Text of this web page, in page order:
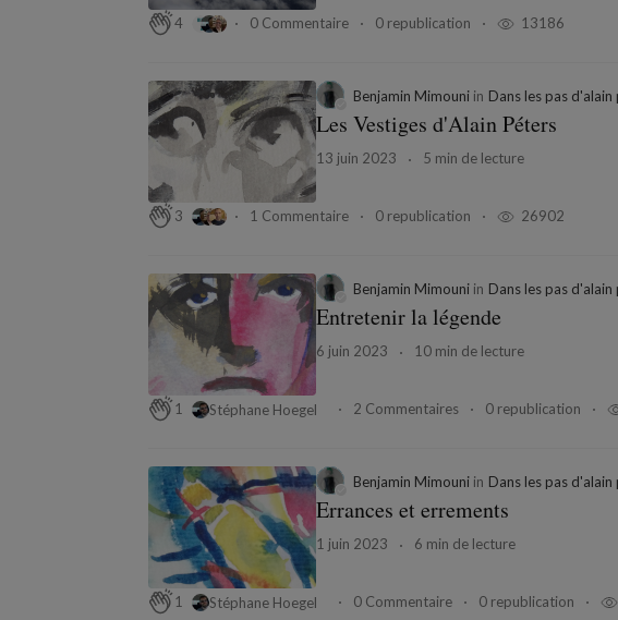
4 0 Commentaire 0 republication 13186
Benjamin Mimouni in Dans les pas d'alain
Les Vestiges d'Alain Péters
13 juin 2023 5 min de lecture
3 1 Commentaire 0 republication 26902
Benjamin Mimouni in Dans les pas d'alain
Entretenir la légende
6 juin 2023 10 min de lecture
1 Stéphane Hoegel 2 Commentaires 0 republication
Benjamin Mimouni in Dans les pas d'alain
Errances et errements
1 juin 2023 6 min de lecture
1 Stéphane Hoegel 0 Commentaire 0 republication